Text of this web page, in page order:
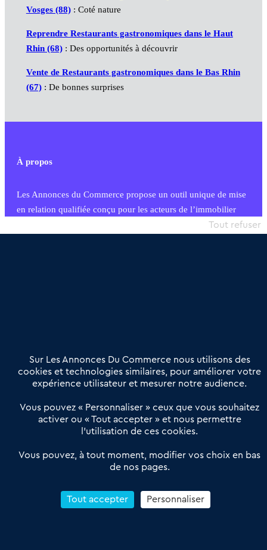
Vosges (88): Coté nature
Reprendre Restaurants gastronomiques dans le Haut
Rhin (68): Des opportunités à découvrir
Vente de Restaurants gastronomiques dans le Bas Rhin
(67): De bonnes surprises
À propos
Les Annonces du Commerce propose un outil unique de mise
en relation qualifiée conçu pour les acteurs de l’immobilier
commercial et les collectivités territoriales, simple et intégrant
Offres Pro
Actualités
Qui sommes nous ?
Derniers articles
Réseau 3C : un partenaire national dédié aux transactions
Petitscommerces : Un partenariat au service du commerce de
proximité et des territoires
Reprendre un Restaurant Rapide
Sur Les Annonces Du Commerce nous utilisons des
cookies et technologies similaires, pour améliorer votre
expérience utilisateur et mesurer notre audience.
Vous pouvez « Personnaliser » ceux que vous souhaitez
activer ou « Tout accepter » et nous permettre
l’utilisation de ces cookies.
Vous pouvez, à tout moment, modifier vos choix en bas
de nos pages.
Tout accepter
Tout refuser
Personnaliser